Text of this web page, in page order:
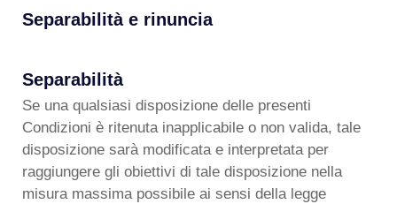
Separabilità e rinuncia
Separabilità
Se una qualsiasi disposizione delle presenti
Condizioni è ritenuta inapplicabile o non valida, tale
disposizione sarà modificata e interpretata per
raggiungere gli obiettivi di tale disposizione nella
misura massima possibile ai sensi della legge